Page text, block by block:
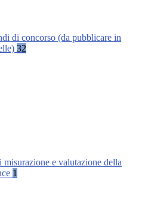
di concorso (da pubblicare in
32
misurazione e valutazione della
1